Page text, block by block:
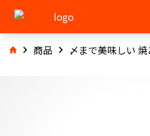
商品 〆まで美味しい